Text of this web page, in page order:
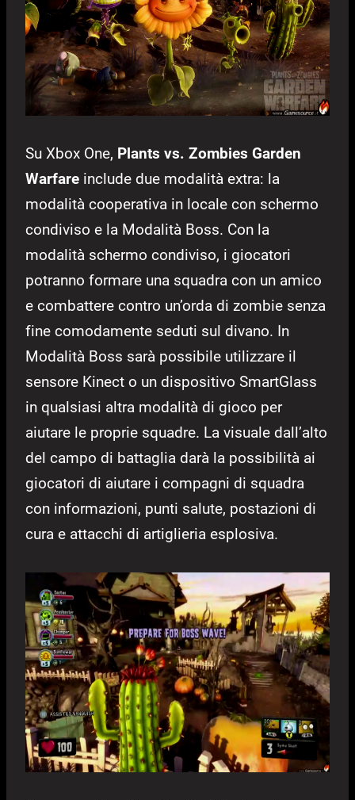
Su Xbox One, Plants vs. Zombies Garden
Warfare include due modalità extra: la
modalità cooperativa in locale con schermo
condiviso e la Modalità Boss. Con la
modalità schermo condiviso, i giocatori
potranno formare una squadra con un amico
e combattere contro un’orda di zombie senza
fine comodamente seduti sul divano. In
Modalità Boss sarà possibile utilizzare il
sensore Kinect o un dispositivo SmartGlass
in qualsiasi altra modalità di gioco per
aiutare le proprie squadre. La visuale dall’alto
del campo di battaglia darà la possibilità ai
giocatori di aiutare i compagni di squadra
con informazioni, punti salute, postazioni di
cura e attacchi di artiglieria esplosiva.